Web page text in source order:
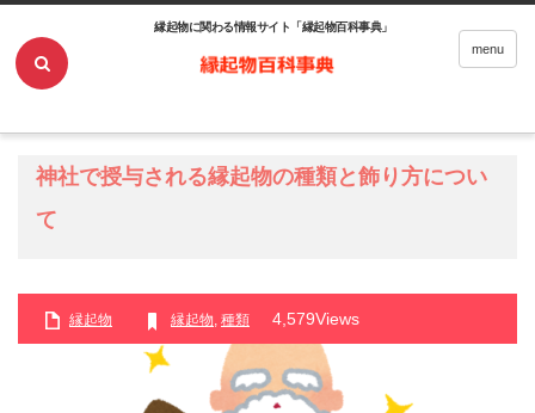
縁起物に関わる情報サイト「縁起物百科事典」
menu
神社で授与される縁起物の種類と飾り方について
神社で授与される縁起物の種類と飾り方につい
て
縁起物 縁起物, 種類 4,579Views